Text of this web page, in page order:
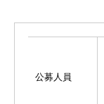
公募人員